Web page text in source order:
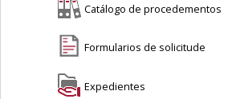
Catálogo de procedementos
Formularios de solicitude
Expedientes